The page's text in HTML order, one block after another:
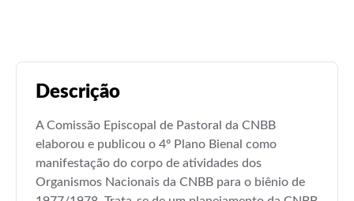
Descrição
A Comissão Episcopal de Pastoral da CNBB
elaborou e publicou o 4º Plano Bienal como
manifestação do corpo de atividades dos
Organismos Nacionais da CNBB para o biênio de